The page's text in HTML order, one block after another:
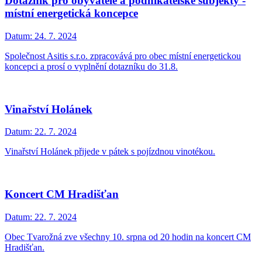
místní energetická koncepce
Datum: 24. 7. 2024
Společnost Asitis s.r.o. zpracovává pro obec místní energetickou
koncepci a prosí o vyplnění dotazníku do 31.8.
Vinařství Holánek
Datum: 22. 7. 2024
Vinařství Holánek přijede v pátek s pojízdnou vinotékou.
Koncert CM Hradišťan
Datum: 22. 7. 2024
Obec Tvarožná zve všechny 10. srpna od 20 hodin na koncert CM
Hradišťan.